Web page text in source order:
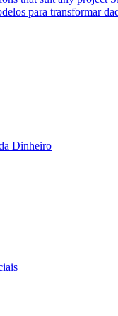
para transformar
Dinheiro